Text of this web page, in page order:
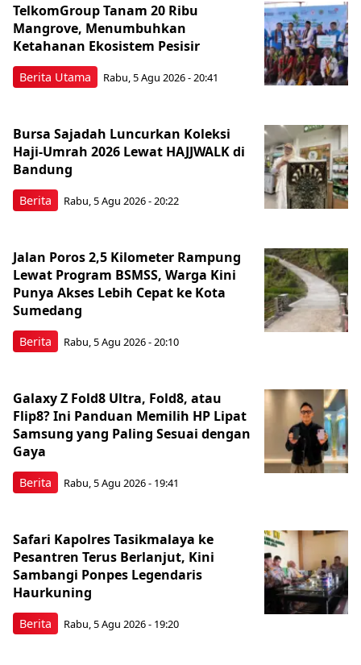
Berita Utama
TelkomGroup Tanam 20 Ribu
Mangrove, Menumbuhkan
Ketahanan Ekosistem Pesisir
Rabu, 5 Agu 2026 - 20:41
Berita
Bursa Sajadah Luncurkan Koleksi
Haji-Umrah 2026 Lewat HAJJWALK di
Bandung
Rabu, 5 Agu 2026 - 20:22
Berita
Jalan Poros 2,5 Kilometer Rampung
Lewat Program BSMSS, Warga Kini
Punya Akses Lebih Cepat ke Kota
Sumedang
Rabu, 5 Agu 2026 - 20:10
Berita
Galaxy Z Fold8 Ultra, Fold8, atau
Flip8? Ini Panduan Memilih HP Lipat
Samsung yang Paling Sesuai dengan
Gaya
Rabu, 5 Agu 2026 - 19:41
Berita
Safari Kapolres Tasikmalaya ke
Pesantren Terus Berlanjut, Kini
Sambangi Ponpes Legendaris
Haurkuning
Rabu, 5 Agu 2026 - 19:20